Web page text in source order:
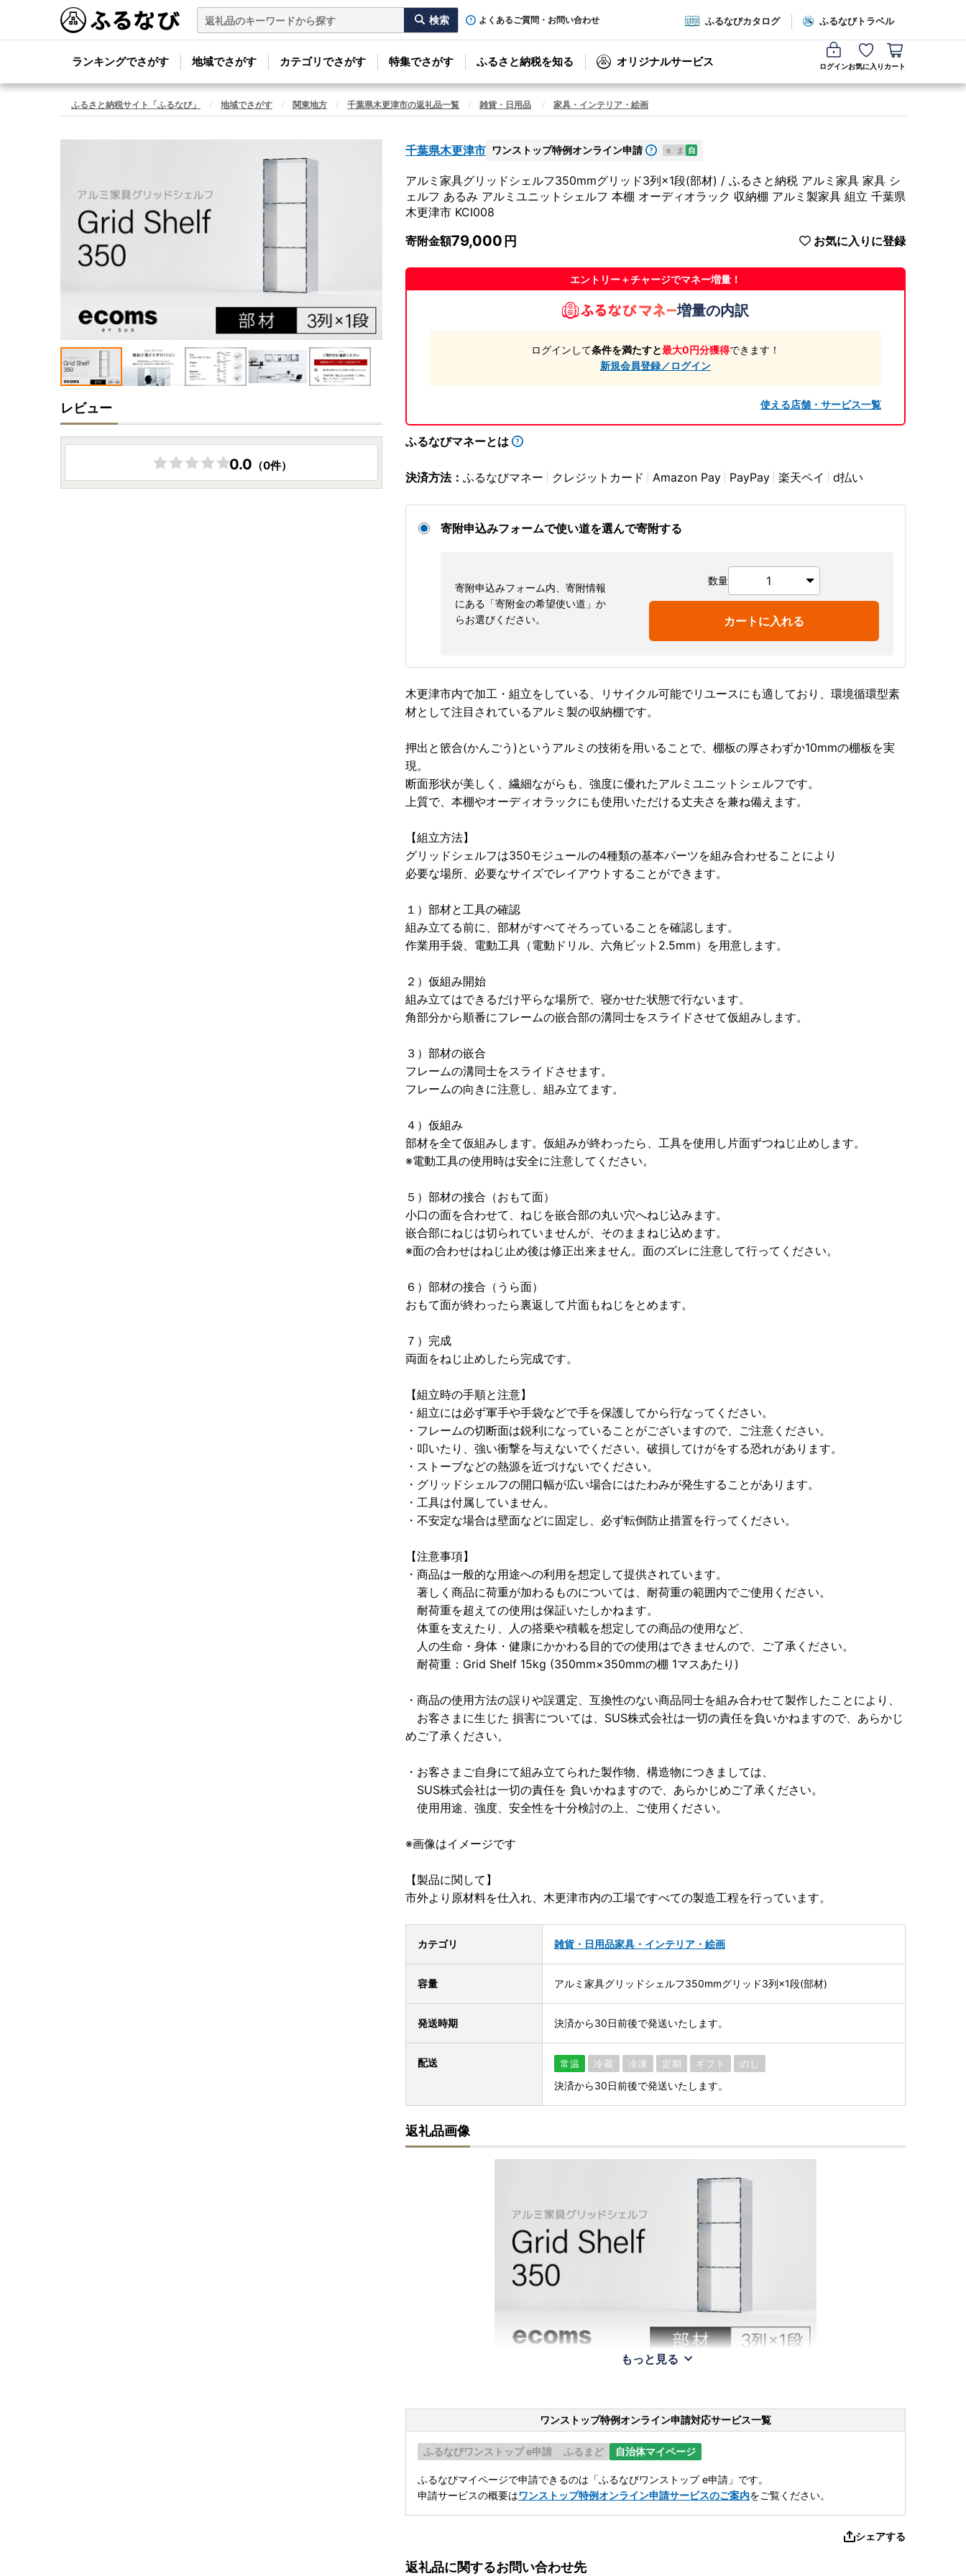
よくあるご質問・お問い合わせ ふるなびカタログ ふるなびトラベル
ランキングでさがす 地域でさがす カテゴリでさがす 特集でさがす ふるさと納税を知る オリジナルサービス ログインお気に入り カート
ふるさと納税サイト「ふるなび」 地域でさがす 関東地方 千葉県木更津市の返礼品一覧 雑貨・日用品 家具・インテリア・絵画
千葉県木更津市 ワンストップ特例オンライン申請 e ま 自
アルミ家具グリッドシェルフ350mmグリッド3列×1段(部材) / ふるさと納税 アルミ家具 家具 シ
ェルフ あるみ アルミユニットシェルフ 本棚 オーディオラック 収納棚 アルミ製家具 組立 千葉県
木更津市 KCI008
寄附金額79,000 お気に入りに登録
エントリー＋チャージでマネー増量！
増量の内訳
ログインして条件を満たすと最大0円分獲得できます！
新規会員登録／ログイン
使える店舗・サービス一覧
ふるなびマネーとは
決済方法： ふるなびマネー クレジットカード Amazon Pay PayPay 楽天ペイ d払い
寄附申込みフォームで使い道を選んで寄附する
寄附申込みフォーム内、寄附情報
にある「寄附金の希望使い道」か
らお選びください。
数量
カートに入れる
木更津市内で加工・組立をしている、リサイクル可能でリユースにも適しており、環境循環型素
材として注目されているアルミ製の収納棚です。
押出と篏合(かんごう)というアルミの技術を用いることで、棚板の厚さわずか10mmの棚板を実
現。
断面形状が美しく、繊細ながらも、強度に優れたアルミユニットシェルフです。
上質で、本棚やオーディオラックにも使用いただける丈夫さを兼ね備えます。
【組立方法】
グリッドシェルフは350モジュールの4種類の基本パーツを組み合わせることにより
必要な場所、必要なサイズでレイアウトすることができます。
１）部材と工具の確認
組み立てる前に、部材がすべてそろっていることを確認します。
作業用手袋、電動工具（電動ドリル、六角ビット2.5mm）を用意します。
２）仮組み開始
組み立てはできるだけ平らな場所で、寝かせた状態で行ないます。
角部分から順番にフレームの嵌合部の溝同士をスライドさせて仮組みします。
３）部材の嵌合
フレームの溝同士をスライドさせます。
フレームの向きに注意し、組み立てます。
４）仮組み
部材を全て仮組みします。仮組みが終わったら、工具を使用し片面ずつねじ止めします。
※電動工具の使用時は安全に注意してください。
５）部材の接合（おもて面）
小口の面を合わせて、ねじを嵌合部の丸い穴へねじ込みます。
嵌合部にねじは切られていませんが、そのままねじ込めます。
※面の合わせはねじ止め後は修正出来ません。面のズレに注意して行ってください。
６）部材の接合（うら面）
おもて面が終わったら裏返して片面もねじをとめます。
７）完成
両面をねじ止めしたら完成です。
【組立時の手順と注意】
・組立には必ず軍手や手袋などで手を保護してから行なってください。
・フレームの切断面は鋭利になっていることがございますので、ご注意ください。
・叩いたり、強い衝撃を与えないでください。破損してけがをする恐れがあります。
・ストーブなどの熱源を近づけないでください。
・グリッドシェルフの開口幅が広い場合にはたわみが発生することがあります。
・工具は付属していません。
・不安定な場合は壁面などに固定し、必ず転倒防止措置を行ってください。
【注意事項】
・商品は一般的な用途への利用を想定して提供されています。
著しく商品に荷重が加わるものについては、耐荷重の範囲内でご使用ください。
耐荷重を超えての使用は保証いたしかねます。
体重を支えたり、人の搭乗や積載を想定しての商品の使用など、
人の生命・身体・健康にかかわる目的での使用はできませんので、ご了承ください。
耐荷重：Grid Shelf 15kg (350mm×350mmの棚 1マスあたり)
・商品の使用方法の誤りや誤選定、互換性のない商品同士を組み合わせて製作したことにより、
お客さまに生じた 損害については、SUS株式会社は一切の責任を負いかねますので、あらかじ
めご了承ください。
・お客さまご自身にて組み立てられた製作物、構造物につきましては、
SUS株式会社は一切の責任を 負いかねますので、あらかじめご了承ください。
使用用途、強度、安全性を十分検討の上、ご使用ください。
※画像はイメージです
【製品に関して】
市外より原材料を仕入れ、木更津市内の工場ですべての製造工程を行っています。
カテゴリ 雑貨・日用品家具・インテリア・絵画
容量 アルミ家具グリッドシェルフ350mmグリッド3列×1段(部材)
発送時期 決済から30日前後で発送いたします。
配送 常温 冷蔵 冷凍 定期 ギフト のし
決済から30日前後で発送いたします。
返礼品画像
もっと見る
ワンストップ特例オンライン申請対応サービス一覧
ふるなびワンストップ e申請 ふるまど 自治体マイページ
ふるなびマイページで申請できるのは「ふるなびワンストップ e申請」です。
申請サービスの概要はワンストップ特例オンライン申請サービスのご案内をご覧ください。
シェアする
返礼品に関するお問い合わせ先
レビュー
0.0 （0件）